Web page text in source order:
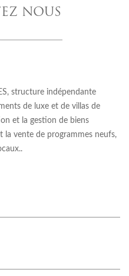
NOUS
structure indépendante
de luxe et de villas de
et la gestion de biens
la vente de programmes neufs,